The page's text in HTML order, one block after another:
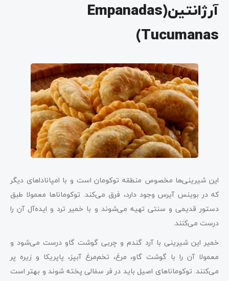
آرژانتین(Empanadas
Tucumanas)
این شیرینی‌ها مخصوص منطقه توکومان است و با امپاناداهای دیگر
که در بوینس آیرس وجود دارد، فرق می‌کند. توکوماناها معمولا طبق
دستور قدیمی و سنتی تهیه می‌شوند و با خمیر ترد و ایده‌آل آن را
درست می‌کنند.
خمیر این شیرینی با آرد گندم و چربی گوشت گاو درست می‌شود و
معمولا آن را با گوشت گاو، مرغ، تخم‌مرغ آبپز، پاپریکا و زیره پر
می‌کنند. توکوماناهای اصیل باید در فر سفالی پخته شوند و بهتر است